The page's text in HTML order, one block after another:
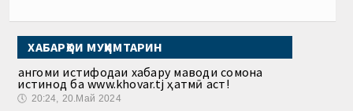
ХАБАРҲОИ МУҲИМТАРИН
Ҳангоми истифодаи хабару маводи сомона
истинод ба www.khovar.tj ҳатмӣ аст!
🕔 20:24, 20.Май 2024